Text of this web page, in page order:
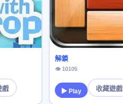
戲
解鎖
👁 10105
▶ Play 收藏遊戲